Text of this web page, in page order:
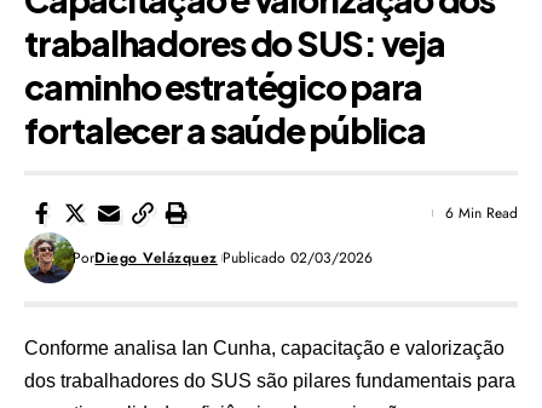
trabalhadores do SUS: veja
caminho estratégico para
fortalecer a saúde pública
PorDiego Velázquez Publicado 02/03/2026
6 Min Read
Conforme analisa Ian Cunha, capacitação e valorização
dos trabalhadores do SUS são pilares fundamentais para